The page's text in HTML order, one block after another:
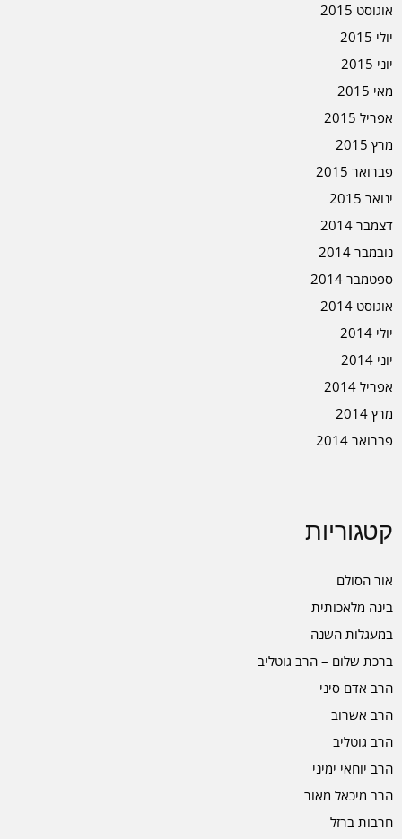
אוגוסט 2015
יולי 2015
יוני 2015
מאי 2015
אפריל 2015
מרץ 2015
פברואר 2015
ינואר 2015
דצמבר 2014
נובמבר 2014
ספטמבר 2014
אוגוסט 2014
יולי 2014
יוני 2014
אפריל 2014
מרץ 2014
פברואר 2014
קטגוריות
אור הסולם
בינה מלאכותית
במעגלות השנה
ברכת שלום – הרב גוטליב
הרב אדם סיני
הרב אשרוב
הרב גוטליב
הרב יוחאי ימיני
הרב מיכאל מאור
חרבות ברזל